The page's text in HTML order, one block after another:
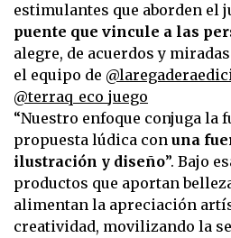
estimulantes que aborden el
puente que vincule a las
alegre, de acuerdos y
el equipo de
@terraq_eco_juego
“Nuestro enfoque conjuga la
propuesta lúdica con una
ilustración y diseño”. Bajo
productos que aportan
alimentan la apreciación
creatividad, movilizando la